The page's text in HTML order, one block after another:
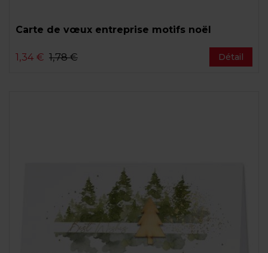
Carte de vœux entreprise motifs noël
1,34 € 1,78 € Détail